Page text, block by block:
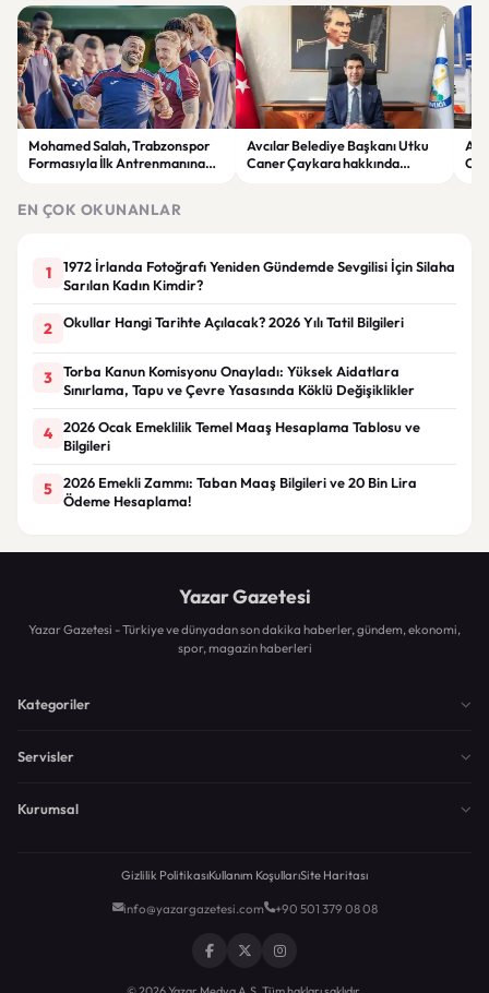
Mohamed Salah, Trabzonspor
Formasıyla İlk Antrenmanına
Avcılar Belediye Başkanı Utku
Caner Çaykara hakkında
EN ÇOK OKUNANLAR
1
1972 İrlanda Fotoğrafı Yeniden Gündemde Sevgilisi İçin Silaha
Sarılan Kadın Kimdir?
2 Okullar Hangi Tarihte Açılacak? 2026 Yılı Tatil Bilgileri
3
Torba Kanun Komisyonu Onayladı: Yüksek Aidatlara
Sınırlama, Tapu ve Çevre Yasasında Köklü Değişiklikler
4
2026 Ocak Emeklilik Temel Maaş Hesaplama Tablosu ve
Bilgileri
5
2026 Emekli Zammı: Taban Maaş Bilgileri ve 20 Bin Lira
Ödeme Hesaplama!
Yazar Gazetesi
Yazar Gazetesi - Türkiye ve dünyadan son dakika haberler, gündem, ekonomi,
spor, magazin haberleri
Kategoriler
Servisler
Kurumsal
Gizlilik PolitikasıKullanım KoşullarıSite Haritası
info@yazargazetesi.com +90 501 379 08 08